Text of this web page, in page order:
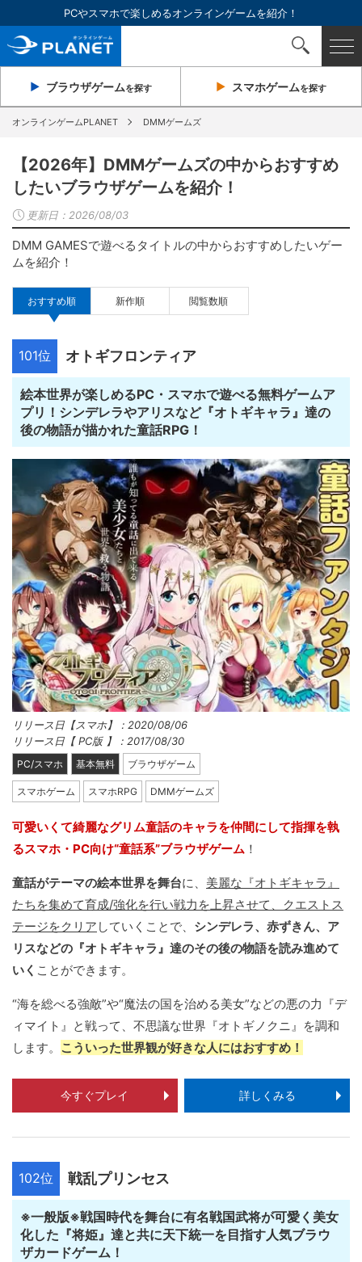
PCやスマホで楽しめるオンラインゲームを紹介！
ブラウザゲームを探す スマホゲームを探す
オンラインゲームPLANET DMMゲームズ
【2026年】DMMゲームズの中からおすすめ
したいブラウザゲームを紹介！
更新日： 2026/08/03
DMM GAMESで遊べるタイトルの中からおすすめしたいゲー
ムを紹介！
おすすめ順 新作順 閲覧数順
101位 オトギフロンティア
絵本世界が楽しめるPC・スマホで遊べる無料ゲームア
プリ！シンデレラやアリスなど『オトギキャラ』達の
後の物語が描かれた童話RPG！
リリース日【スマホ】：2020/08/06
リリース日【 PC版 】：2017/08/30
PC/スマホ 基本無料 ブラウザゲーム
スマホゲーム スマホRPG DMMゲームズ
可愛いくて綺麗なグリム童話のキャラを仲間にして指揮を執
るスマホ・PC向け“童話系”ブラウザゲーム ！
童話がテーマの絵本世界を舞台に、 美麗な『オトギキャラ』
たちを集めて育成/強化を行い戦力を上昇させて、クエストス
テージをクリア していくことで、 シンデレラ、赤ずきん、ア
リスなどの『オトギキャラ』達のその後の物語を読み進めて
いく ことができます。
“海を総べる強敵”や“魔法の国を治める美女”などの悪の力『デ
ィマイト』と戦って、不思議な世界『オトギノクニ』を調和
します。 こういった世界観が好きな人にはおすすめ！
今すぐプレイ 詳しくみる
102位 戦乱プリンセス
※一般版※戦国時代を舞台に有名戦国武将が可愛く美女
化した『将姫』達と共に天下統一を目指す人気ブラウ
ザカードゲーム！